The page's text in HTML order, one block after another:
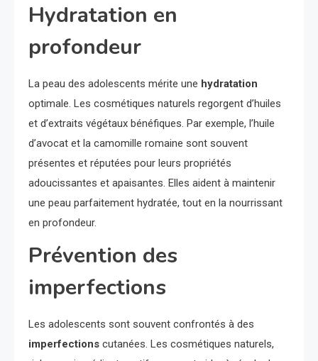
Hydratation en
profondeur
La peau des adolescents mérite une hydratation
optimale. Les cosmétiques naturels regorgent d’huiles
et d’extraits végétaux bénéfiques. Par exemple, l’huile
d’avocat et la camomille romaine sont souvent
présentes et réputées pour leurs propriétés
adoucissantes et apaisantes. Elles aident à maintenir
une peau parfaitement hydratée, tout en la nourrissant
en profondeur.
Prévention des
imperfections
Les adolescents sont souvent confrontés à des
imperfections cutanées. Les cosmétiques naturels,